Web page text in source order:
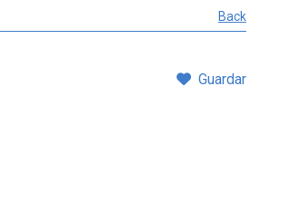
Back
Guardar